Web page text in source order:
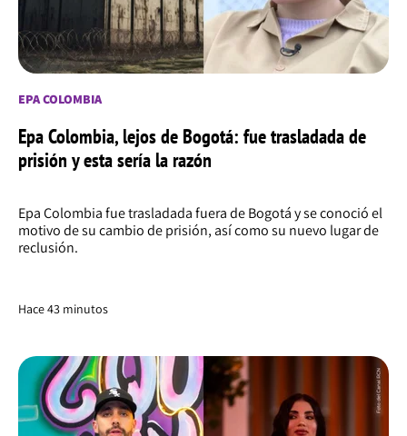
EPA COLOMBIA
Epa Colombia, lejos de Bogotá: fue trasladada de
prisión y esta sería la razón
Epa Colombia fue trasladada fuera de Bogotá y se conoció el
motivo de su cambio de prisión, así como su nuevo lugar de
reclusión.
Hace 43 minutos